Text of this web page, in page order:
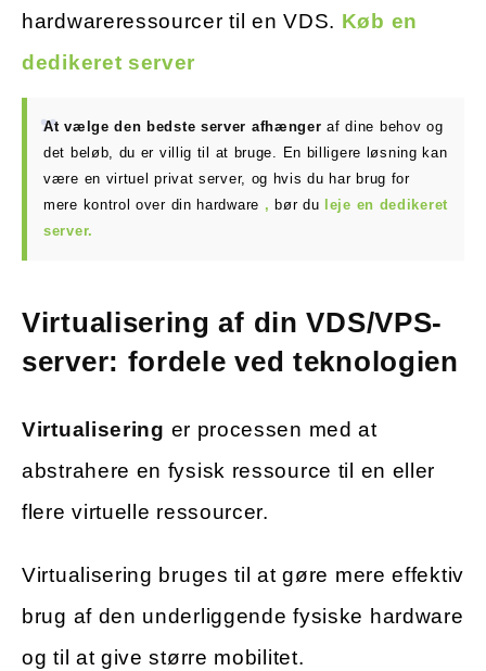
hardwareressourcer til en VDS. Køb en
dedikeret server
At vælge den bedste server afhænger af dine behov og
det beløb, du er villig til at bruge. En billigere løsning kan
være en virtuel privat server, og hvis du har brug for
mere kontrol over din hardware , bør du leje en dedikeret
server.
Virtualisering af din VDS/VPS-
server: fordele ved teknologien
Virtualisering er processen med at
abstrahere en fysisk ressource til en eller
flere virtuelle ressourcer.
Virtualisering bruges til at gøre mere effektiv
brug af den underliggende fysiske hardware
og til at give større mobilitet.